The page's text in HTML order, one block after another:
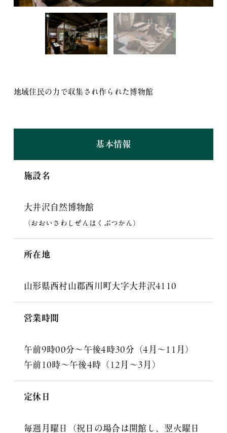
地域住民の力で収集され作られた博物館
基本情報
施設名
大井沢自然博物館
（おおいさわしぜんはくぶつかん）
所在地
山形県西村山郡西川町大字大井沢4110
営業時間
午前9時00分～午後4時30分（4月～11月）
午前10時～午後4時（12月～3月）
定休日
毎週月曜日（祝日の場合は開館し、翌火曜日